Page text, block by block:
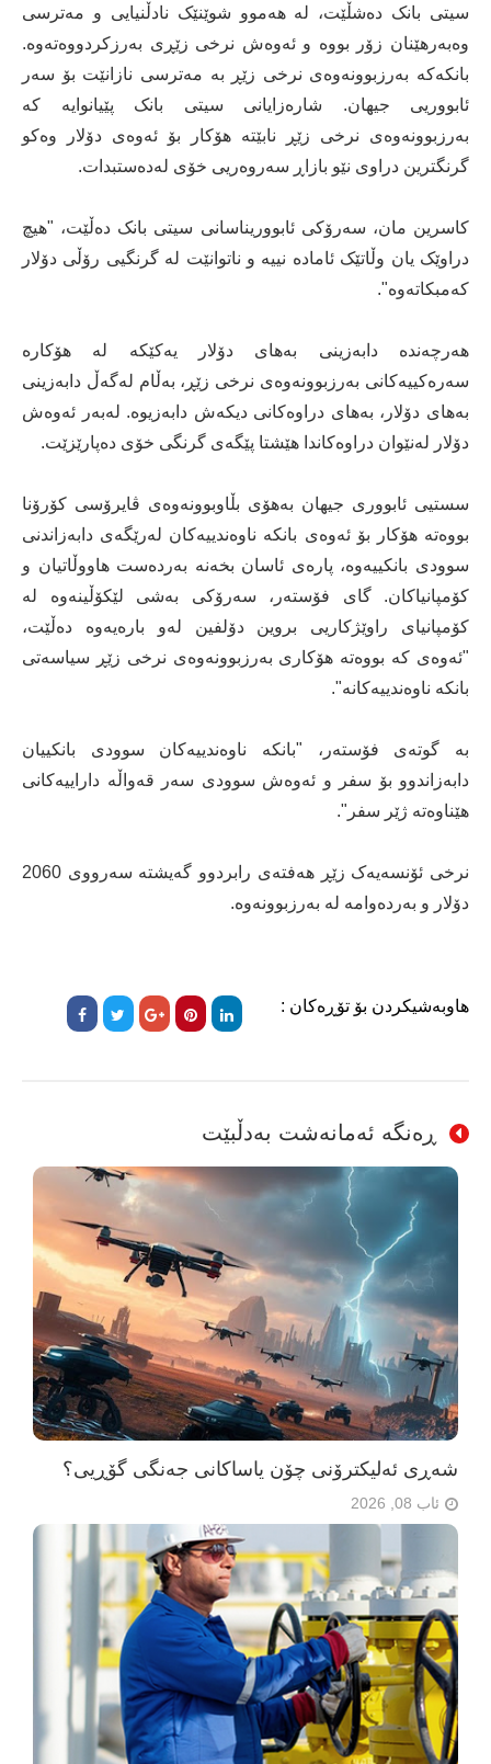
سیتی بانک دەشڵێت، لە هەموو شوێنێک نادڵنیایی و مەترسی
وەبەرهێنان زۆر بووە و ئەوەش نرخی زێڕی بەرزکردووەتەوە.
بانکەکە بەرزبوونەوەی نرخی زێڕ بە مەترسی نازانێت بۆ سەر
ئابووریی جیهان. شارەزایانی سیتی بانک پێیانوایە کە
بەرزبوونەوەی نرخی زێڕ نابێتە هۆکار بۆ ئەوەی دۆلار وەکو
گرنگترین دراوی نێو بازاڕ سەروەریی خۆی لەدەستبدات.
کاسرین مان، سەرۆکی ئابووریناسانی سیتی بانک دەڵێت، "هیچ
دراوێک یان وڵاتێک ئامادە نییە و ناتوانێت لە گرنگیی رۆڵی دۆلار
کەمبکاتەوە".
هەرچەندە دابەزینی بەهای دۆلار یەکێکە لە هۆکارە
سەرەکییەکانی بەرزبوونەوەی نرخی زێڕ، بەڵام لەگەڵ دابەزینی
بەهای دۆلار، بەهای دراوەکانی دیکەش دابەزیوە. لەبەر ئەوەش
دۆلار لەنێوان دراوەکاندا هێشتا پێگەی گرنگی خۆی دەپارێزێت.
سستیی ئابووری جیهان بەهۆی بڵاوبوونەوەی ڤایرۆسی کۆرۆنا
بووەتە هۆکار بۆ ئەوەی بانکە ناوەندییەکان لەرێگەی دابەزاندنی
سوودی بانکییەوە، پارەی ئاسان بخەنە بەردەست هاووڵاتیان و
کۆمپانیاکان. گای فۆستەر، سەرۆکی بەشی لێکۆڵینەوە لە
کۆمپانیای راوێژکاریی بروین دۆلفین لەو بارەیەوە دەڵێت،
"ئەوەی کە بووەتە هۆکاری بەرزبوونەوەی نرخی زێڕ سیاسەتی
بانکە ناوەندییەکانە".
بە گوتەی فۆستەر، "بانکە ناوەندییەکان سوودی بانکییان
دابەزاندوو بۆ سفر و ئەوەش سوودی سەر قەواڵە داراییەکانی
هێناوەتە ژێر سفر".
نرخی ئۆنسەیەک زێڕ هەفتەی رابردوو گەیشتە سەرووی 2060
دۆلار و بەردەوامە لە بەرزبوونەوە.
هاوبەشیکردن بۆ تۆڕەکان :
ڕەنگە ئەمانەشت بەدڵبێت
شەڕی ئەلیکترۆنی چۆن یاساکانی جەنگی گۆڕیی؟
ئاب 08, 2026